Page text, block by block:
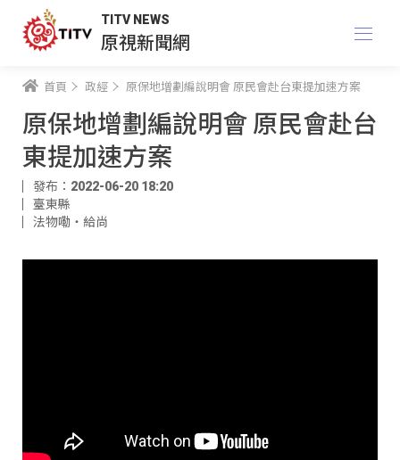
TITV NEWS
原視新聞網
首頁 政經 原保地增劃編說明會 原民會赴台東提加速方案
原保地增劃編說明會 原民會赴台
東提加速方案
發布：2022-06-20 18:20
臺東縣
法物嘞‧給尚